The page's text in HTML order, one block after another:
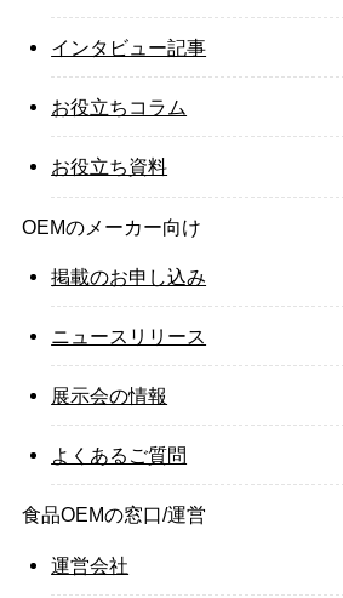
インタビュー記事
お役立ちコラム
お役立ち資料
OEMのメーカー向け
掲載のお申し込み
ニュースリリース
展示会の情報
よくあるご質問
食品OEMの窓口/運営
運営会社